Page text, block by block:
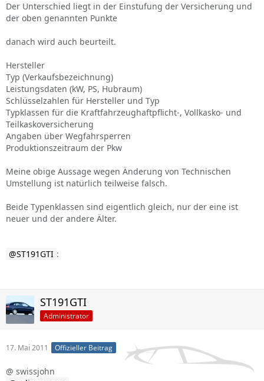
Der Unterschied liegt in der Einstufung der Versicherung und
der oben genannten Punkte
danach wird auch beurteilt.
Hersteller
Typ (Verkaufsbezeichnung)
Leistungsdaten (kW, PS, Hubraum)
Schlüsselzahlen für Hersteller und Typ
Typklassen für die Kraftfahrzeughaftpflicht-, Vollkasko- und
Teilkaskoversicherung
Angaben über Wegfahrsperren
Produktionszeitraum der Pkw
Meine obige Aussage wegen Änderung von Technischen
Umstellung ist natürlich teilweise falsch.
Beide Typenklassen sind eigentlich gleich, nur der eine ist
neuer und der andere Älter.
ST191GTI :
ST191GTI
Administrator
17. Mai 2011 Offizieller Beitrag
@ swissjohn